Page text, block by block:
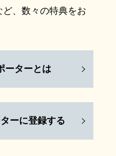
、数々の特典をお
ーターとは
ーに登録する